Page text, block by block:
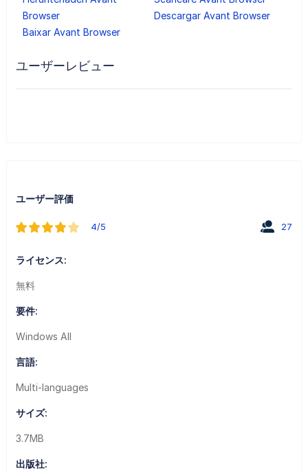
Browser
Descargar Avant Browser
Baixar Avant Browser
ユーザーレビュー
ユーザー評価
4/5 27
ライセンス:
無料
要件:
Windows All
言語:
Multi-languages
サイズ:
3.7MB
出版社: